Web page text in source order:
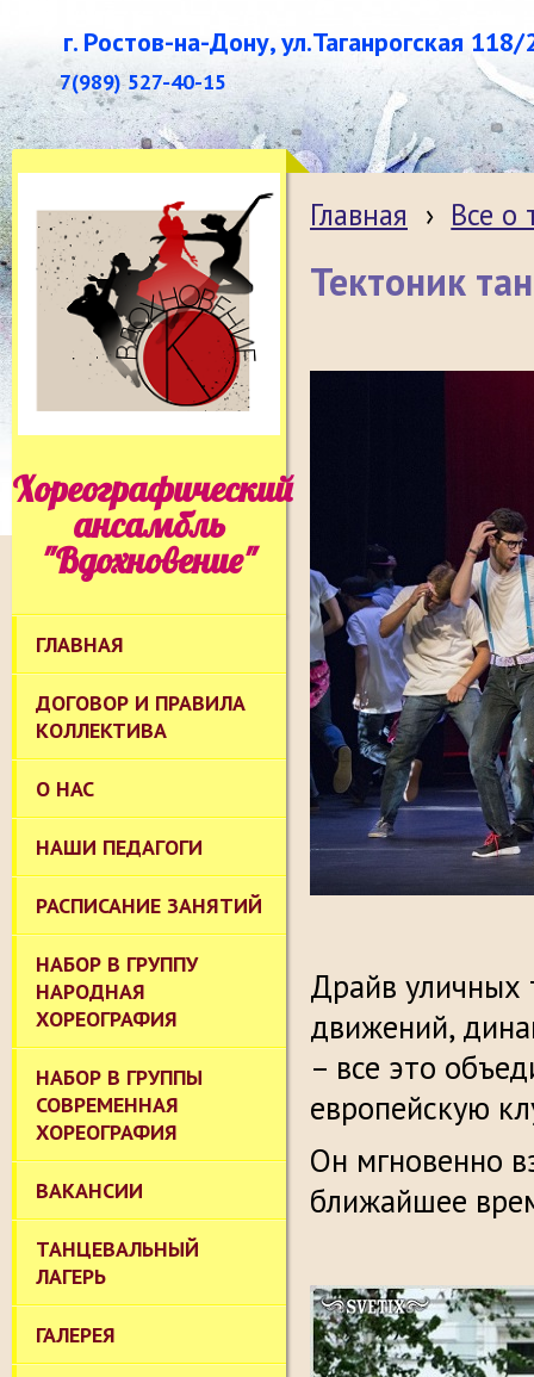
г. Ростов-на-Дону, ул.Таганрогская 118/
7(989) 527-40-15
Хореографический
ансамбль
"Вдохновение"
ГЛАВНАЯ
ДОГОВОР И ПРАВИЛА
КОЛЛЕКТИВА
О НАС
НАШИ ПЕДАГОГИ
РАСПИСАНИЕ ЗАНЯТИЙ
НАБОР В ГРУППУ
НАРОДНАЯ
ХОРЕОГРАФИЯ
НАБОР В ГРУППЫ
СОВРЕМЕННАЯ
ХОРЕОГРАФИЯ
ВАКАНСИИ
ТАНЦЕВАЛЬНЫЙ
ЛАГЕРЬ
ГАЛЕРЕЯ
Главная › Все о
Тектоник
Драйв уличных
движений,
– все это
европейскую
Он мгновенно
ближайшее